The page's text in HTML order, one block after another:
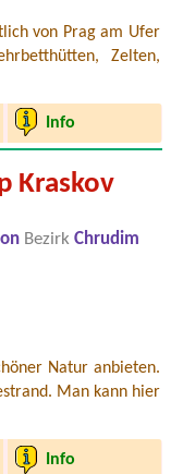
von Prag am Ufer
Zelten,
Info
Kraskov
Bezirk Chrudim
Natur anbieten.
Man kann hier
Info